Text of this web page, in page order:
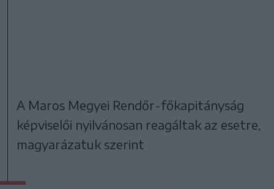
A Maros Megyei Rendőr-főkapitányság
képviselői nyilvánosan reagáltak az esetre,
magyarázatuk szerint